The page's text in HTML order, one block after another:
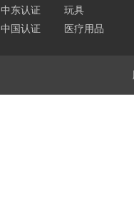
中东认证
中国认证
玩具
医疗用品